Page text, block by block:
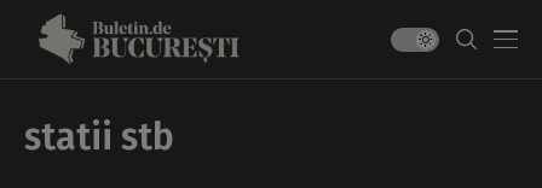
statii stb